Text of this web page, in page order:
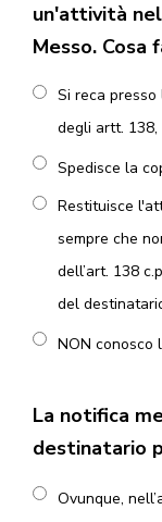
un'attività
Messo. Cosa
Si reca
degli artt. 138,
Spedisce la
Restituisce
sempre che
dell’art. 138
del
NON conosco
La notifica
destinatario
Ovunque,